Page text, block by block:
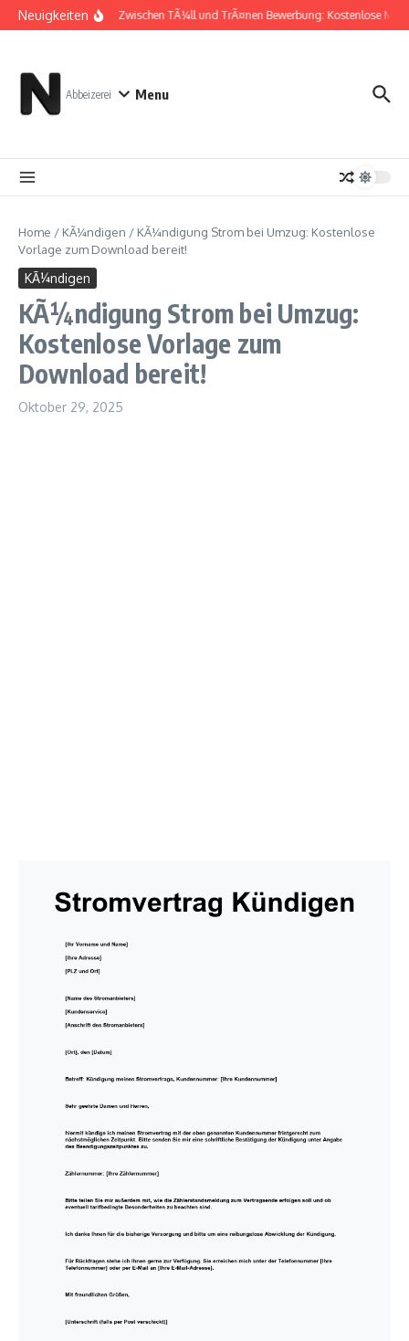
Zum Inhalt springen
Neuigkeiten Zwischen TÃ¼ll und TrÃ¤nen Bewerbung: Kostenlose
Abbeizerei Menu
Home / KÃ¼ndigen / KÃ¼ndigung Strom bei Umzug: Kostenlose
Vorlage zum Download bereit!
KÃ¼ndigen
KÃ¼ndigung Strom bei Umzug:
Kostenlose Vorlage zum
Download bereit!
Oktober 29, 2025